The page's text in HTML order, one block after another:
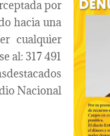
por
hacia una
cualquier
al: 317 491
Nacional